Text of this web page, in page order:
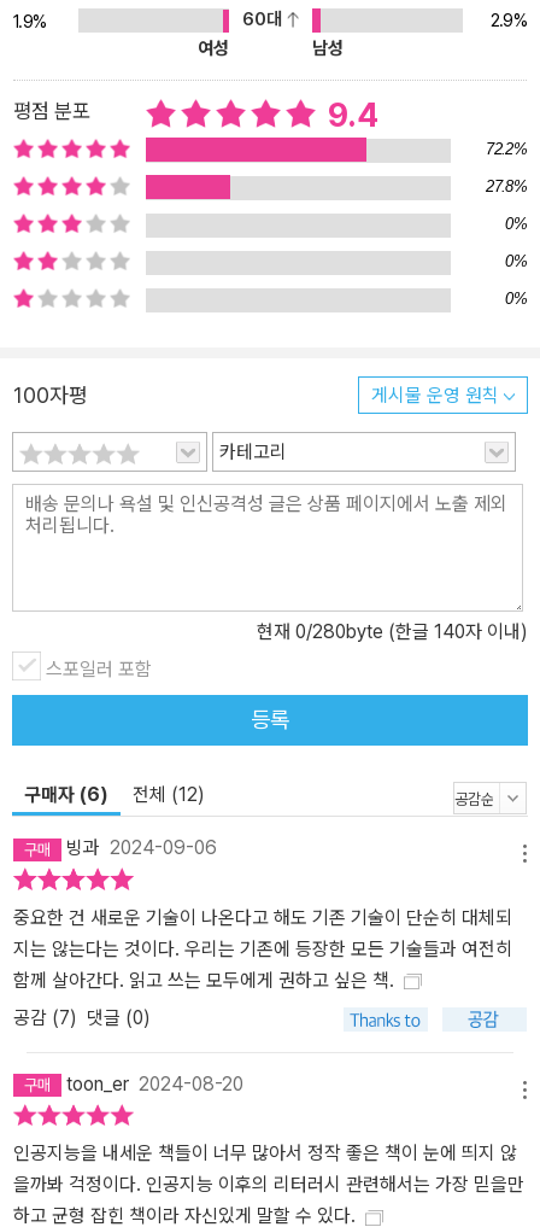
었습니다. 읽고 쓰는 일에서 예외인 사람은 없지요. 그럼에도 잘하기
는 쉽지 않습니다. 더군다나 텍스트의 영역이 영상으로 채워지기 시
작하면서 사람들은 긴 글 읽기-쓰기를 이전보다 더 어려워하고, 사회
에는 문해력 논란이 끊이지 않지요. 웬만해서는 수월히 할 수 없는 읽
기-쓰기를 대신해 주는 인공지능이 개발되었다니, 이 기술이야말로
모두의 삶을 편리하게 할 거라고들 여겼을 겁니다. 그런데 지금의 생
성형 인공지능이 과연 모두를 돕고 있을까요? 인간처럼 읽고 쓰는 AI
의 행위는 인간의 읽기-쓰기를 대체할 수 있을까요? 인공지능을 둘러
싼 이런 논의들이 문해력의 개념과 우리 사회의 리터러시 담론에 변
화의 물결을 만들고 있습니다. 인간의 읽기-쓰기와 인공지능의 읽기-
최근까지 지속된 국내외 연구들을 바탕으로 인공지능이 텍스트를 생
성하는 과정을 상세히 기술하며, 인공지능은 텍스트를 생성할 수는
있으나 읽기라는 행위가 창출하는 다양한 가치까지 만들어 낼 수는
없음을 지적합니다. 읽는 기쁨과 읽는 동안 활성화되는 뇌, 읽으면서
경험하는 깨달음의 순간, 이유 없이 생기는 여운과 감상, 쓰면서 비로
의 읽기-쓰기를 ‘대신’할 수 있다는 건 환상이며, 인간의 읽기-쓰기에
는 기술로 대체불가능한 면이 있음을 다양한 사례를 통해 보여 줍니
다. 그럼으로 인공지능은 한계가 있다고 지적하는 것이 아니라, 인공
우리 읽기-쓰기를 ‘어떻게’ 바꾸고 있으며 우리는 그 변화를 어떤 태
이지요. 사실 리터러시의 개념은 이제까지도 꾸준히 변화해 왔습니
생겨나고 그 의미 또한 변화·확장되고 있으니까요. 그러니 리터러시
생태계를 변화시키는 기술을 제대로 활용하고, 그 기술과 평화롭게
‘공존’하려면 활용법 학습을 넘어 제대로 된 관점과 태도 정립을 돕는
공부가 필요합니다. 이 책이 바로 그 시작을 도울 겁니다.
1.9%
60대
2.9%
여성
남성
평점 분포 9.4
72.2%
27.8%
0%
0%
0%
100자평 게시물 운영 원칙
카테고리
현재 0/280byte (한글 140자 이내)
스포일러 포함
등록
구매자 (6) 전체 (12)
빙과 2024-09-06
중요한 건 새로운 기술이 나온다고 해도 기존 기술이 단순히 대체되
지는 않는다는 것이다. 우리는 기존에 등장한 모든 기술들과 여전히
함께 살아간다. 읽고 쓰는 모두에게 권하고 싶은 책.
공감 (7) 댓글 (0)
toon_er 2024-08-20
인공지능을 내세운 책들이 너무 많아서 정작 좋은 책이 눈에 띄지 않
을까봐 걱정이다. 인공지능 이후의 리터러시 관련해서는 가장 믿을만
하고 균형 잡힌 책이라 자신있게 말할 수 있다.